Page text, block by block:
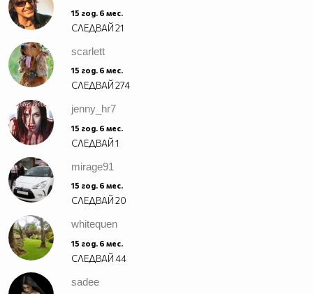
15 год. 6 мес.
СЛЕДВАЙ21
scarlett
15 год. 6 мес.
СЛЕДВАЙ274
jenny_hr7
15 год. 6 мес.
СЛЕДВАЙ1
mirage91
15 год. 6 мес.
СЛЕДВАЙ20
whitequen
15 год. 6 мес.
СЛЕДВАЙ44
sadee